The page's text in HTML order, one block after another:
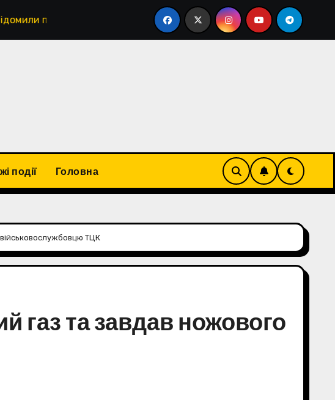
російському бізнесмену Юрію Васіну. Він має 40 об'єктів
події Головна
ТЦК
газ та завдав ножового